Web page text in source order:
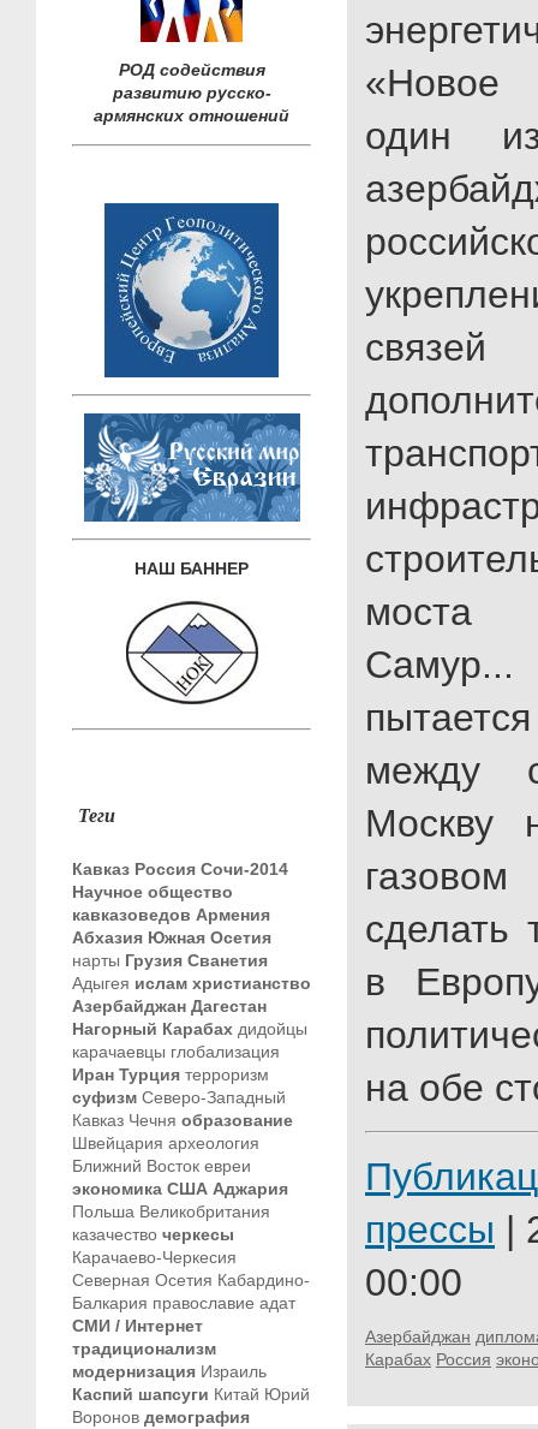
РОД содействия
развитию русско-
армянских отношений
НАШ БАННЕР
Теги
Кавказ Россия Сочи-2014
Научное общество
кавказоведов Армения
Абхазия Южная Осетия
нарты Грузия Сванетия
Адыгея ислам христианство
Азербайджан Дагестан
Нагорный Карабах дидойцы
карачаевцы глобализация
Иран Турция терроризм
суфизм Северо-Западный
Кавказ Чечня образование
Швейцария археология
Ближний Восток евреи
экономика США Аджария
Польша Великобритания
казачество черкесы
Карачаево-Черкесия
Северная Осетия Кабардино-
Балкария православие адат
СМИ / Интернет
традиционализм
модернизация Израиль
Каспий шапсуги Китай Юрий
Воронов демография
«Новое
один
моста
между
Москву
сделать
в
на обе
прессы |
00:00
Азербайджан
Карабах Россия